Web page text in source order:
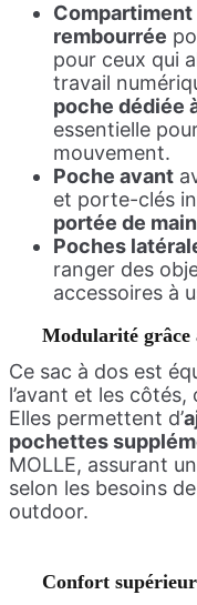
rembourrée
pour ceux qui
travail
poche dédiée
essentielle
mouvement.
Poche avant
et porte-clés
portée de main
Poches
ranger des
accessoires à
Modularité grâce
Ce sac à dos est
l’avant et les
Elles permettent d’
pochettes
MOLLE, assurant
selon les besoins
outdoor.
Confort